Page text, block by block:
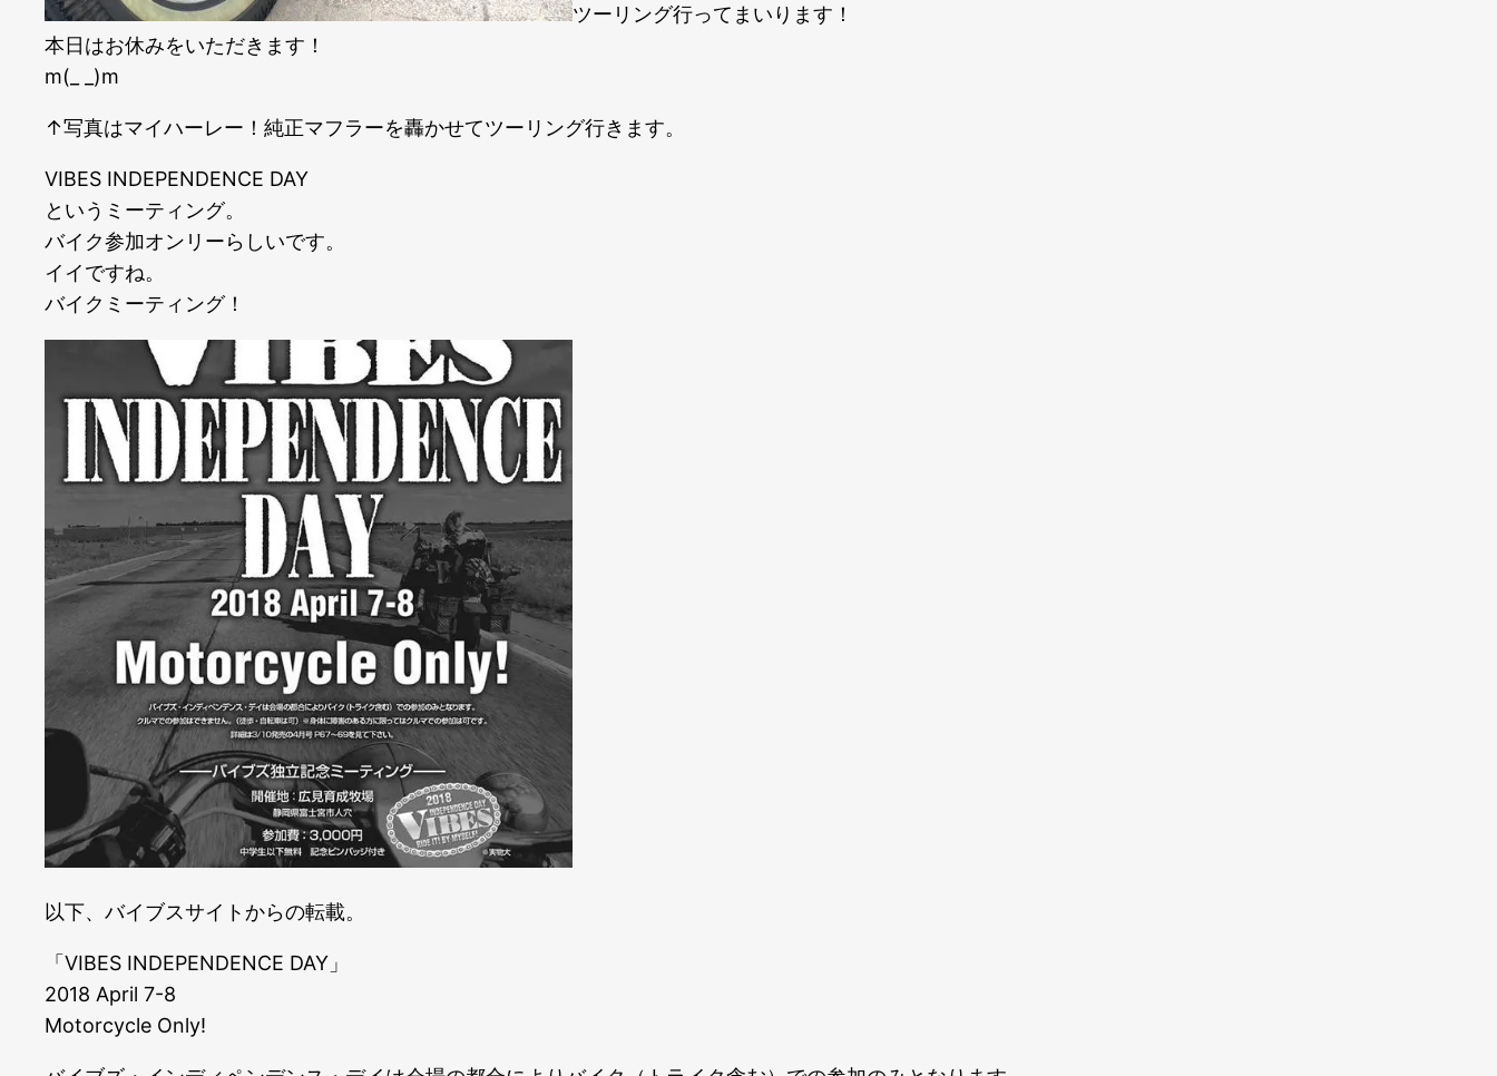
ツーリング行ってまいります！
本日はお休みをいただきます！
m(_ _)m
↑写真はマイハーレー！純正マフラーを轟かせてツーリング行きます。
VIBES INDEPENDENCE DAY
というミーティング。
バイク参加オンリーらしいです。
イイですね。
バイクミーティング！
以下、バイブスサイトからの転載。
「VIBES INDEPENDENCE DAY」
2018 April 7-8
Motorcycle Only!